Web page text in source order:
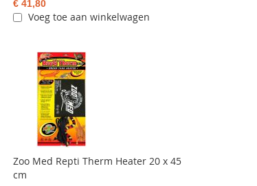
€ 41,80
Voeg toe aan winkelwagen
Zoo Med Repti Therm Heater 20 x 45
cm